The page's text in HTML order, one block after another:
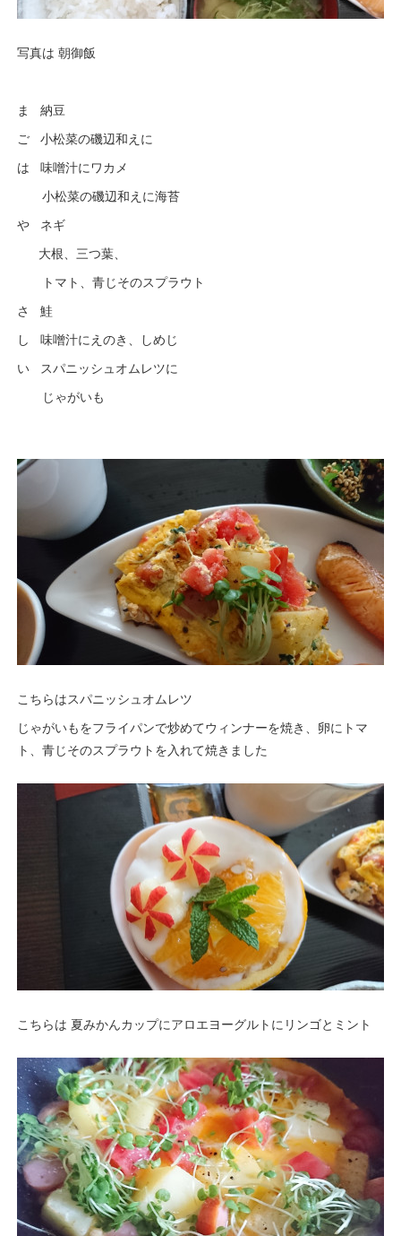
写真は 朝御飯
ま 納豆
ご 小松菜の磯辺和えに
は 味噌汁にワカメ
小松菜の磯辺和えに海苔
や ネギ
大根、三つ葉、
トマト、青じそのスプラウト
さ 鮭
し 味噌汁にえのき、しめじ
い スパニッシュオムレツに
じゃがいも
こちらはスパニッシュオムレツ
じゃがいもをフライパンで炒めてウィンナーを焼き、卵にトマ
ト、青じそのスプラウトを入れて焼きました
こちらは 夏みかんカップにアロエヨーグルトにリンゴとミント